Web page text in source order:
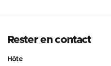
Rester en contact
Hôte